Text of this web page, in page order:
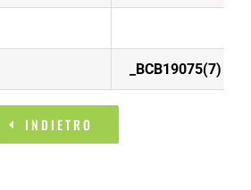
_BCB19075(7)
INDIETRO